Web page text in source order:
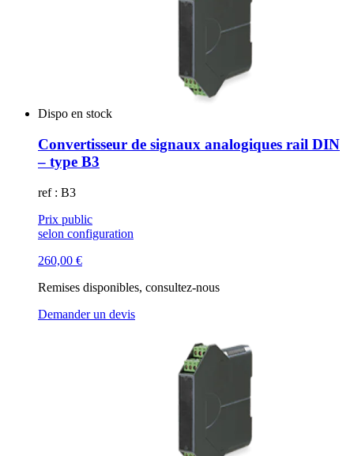
Dispo en stock
Convertisseur de signaux analogiques rail DIN
– type B3
ref : B3
Prix public
selon configuration
260,00 €
Remises disponibles, consultez-nous
Demander un devis